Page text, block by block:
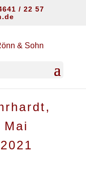
/ 22 57